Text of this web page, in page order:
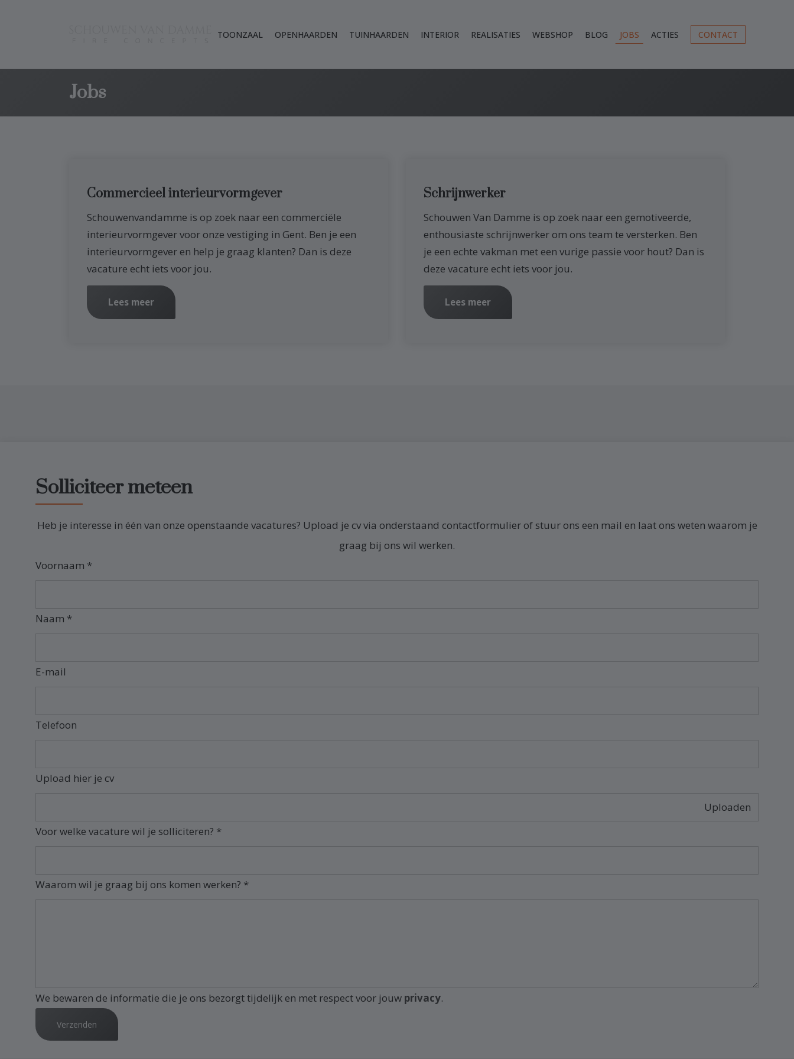
TOONZAAL OPENHAARDEN TUINHAARDEN INTERIOR REALISATIES WEBSHOP BLOG JOBS ACTIES CONTACT
Jobs
Commercieel interieurvormgever
Schouwenvandamme is op zoek naar een commerciële
interieurvormgever voor onze vestiging in Gent. Ben je een
interieurvormgever en help je graag klanten? Dan is deze
vacature echt iets voor jou.
Lees meer
Schrijnwerker
Schouwen Van Damme is op zoek naar een gemotiveerde,
enthousiaste schrijnwerker om ons team te versterken. Ben
je een echte vakman met een vurige passie voor hout? Dan is
deze vacature echt iets voor jou.
Lees meer
Solliciteer meteen
Heb je interesse in één van onze openstaande vacatures? Upload je cv via onderstaand contactformulier of stuur ons een mail en laat ons weten waarom je
graag bij ons wil werken.
Voornaam *
Naam *
E-mail
Telefoon
Upload hier je cv
Voor welke vacature wil je solliciteren? *
Waarom wil je graag bij ons komen werken? *
We bewaren de informatie die je ons bezorgt tijdelijk en met respect voor jouw privacy.
Verzenden